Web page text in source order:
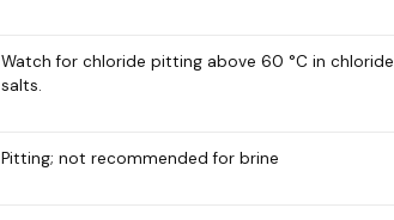
Watch for chloride pitting above 60 °C in chloride
salts.
Pitting; not recommended for brine